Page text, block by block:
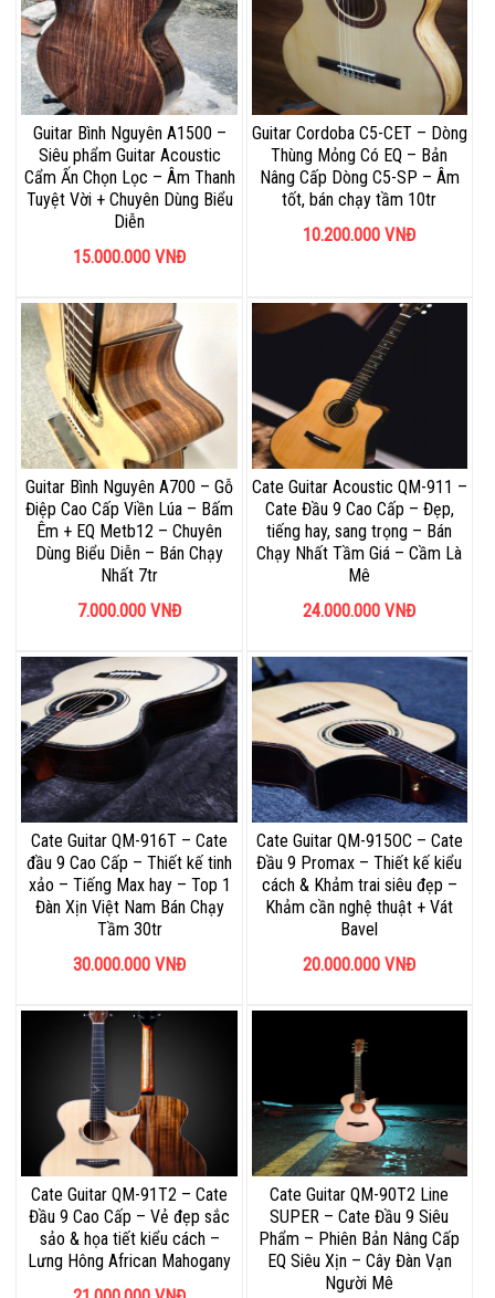
Guitar Bình Nguyên A1500 –
Siêu phẩm Guitar Acoustic
Cẩm Ấn Chọn Lọc – Âm Thanh
Tuyệt Vời + Chuyên Dùng Biểu
Diễn
15.000.000 VNĐ
Guitar Cordoba C5-CET – Dòng
Thùng Mỏng Có EQ – Bản
Nâng Cấp Dòng C5-SP – Âm
tốt, bán chạy tầm 10tr
10.200.000 VNĐ
Guitar Bình Nguyên A700 – Gỗ
Điệp Cao Cấp Viền Lúa – Bấm
Êm + EQ Metb12 – Chuyên
Dùng Biểu Diễn – Bán Chạy
Nhất 7tr
7.000.000 VNĐ
Cate Guitar Acoustic QM-911 –
Cate Đầu 9 Cao Cấp – Đẹp,
tiếng hay, sang trọng – Bán
Chạy Nhất Tầm Giá – Cầm Là
Mê
24.000.000 VNĐ
Cate Guitar QM-916T – Cate
đầu 9 Cao Cấp – Thiết kế tinh
xảo – Tiếng Max hay – Top 1
Đàn Xịn Việt Nam Bán Chạy
Tầm 30tr
30.000.000 VNĐ
Cate Guitar QM-915OC – Cate
Đầu 9 Promax – Thiết kế kiểu
cách & Khảm trai siêu đẹp –
Khảm cần nghệ thuật + Vát
Bavel
20.000.000 VNĐ
Cate Guitar QM-91T2 – Cate
Đầu 9 Cao Cấp – Vẻ đẹp sắc
sảo & họa tiết kiểu cách –
Lưng Hông African Mahogany
Cate Guitar QM-90T2 Line
SUPER – Cate Đầu 9 Siêu
Phẩm – Phiên Bản Nâng Cấp
EQ Siêu Xịn – Cây Đàn Vạn
Người Mê